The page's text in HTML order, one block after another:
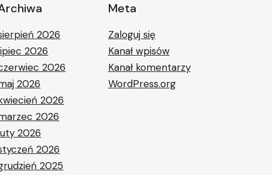
2026
2026
2026
2026
2026
2026
2026
2026
2025
Meta
Zaloguj się
Kanał wpisów
Kanał komentarzy
WordPress.org